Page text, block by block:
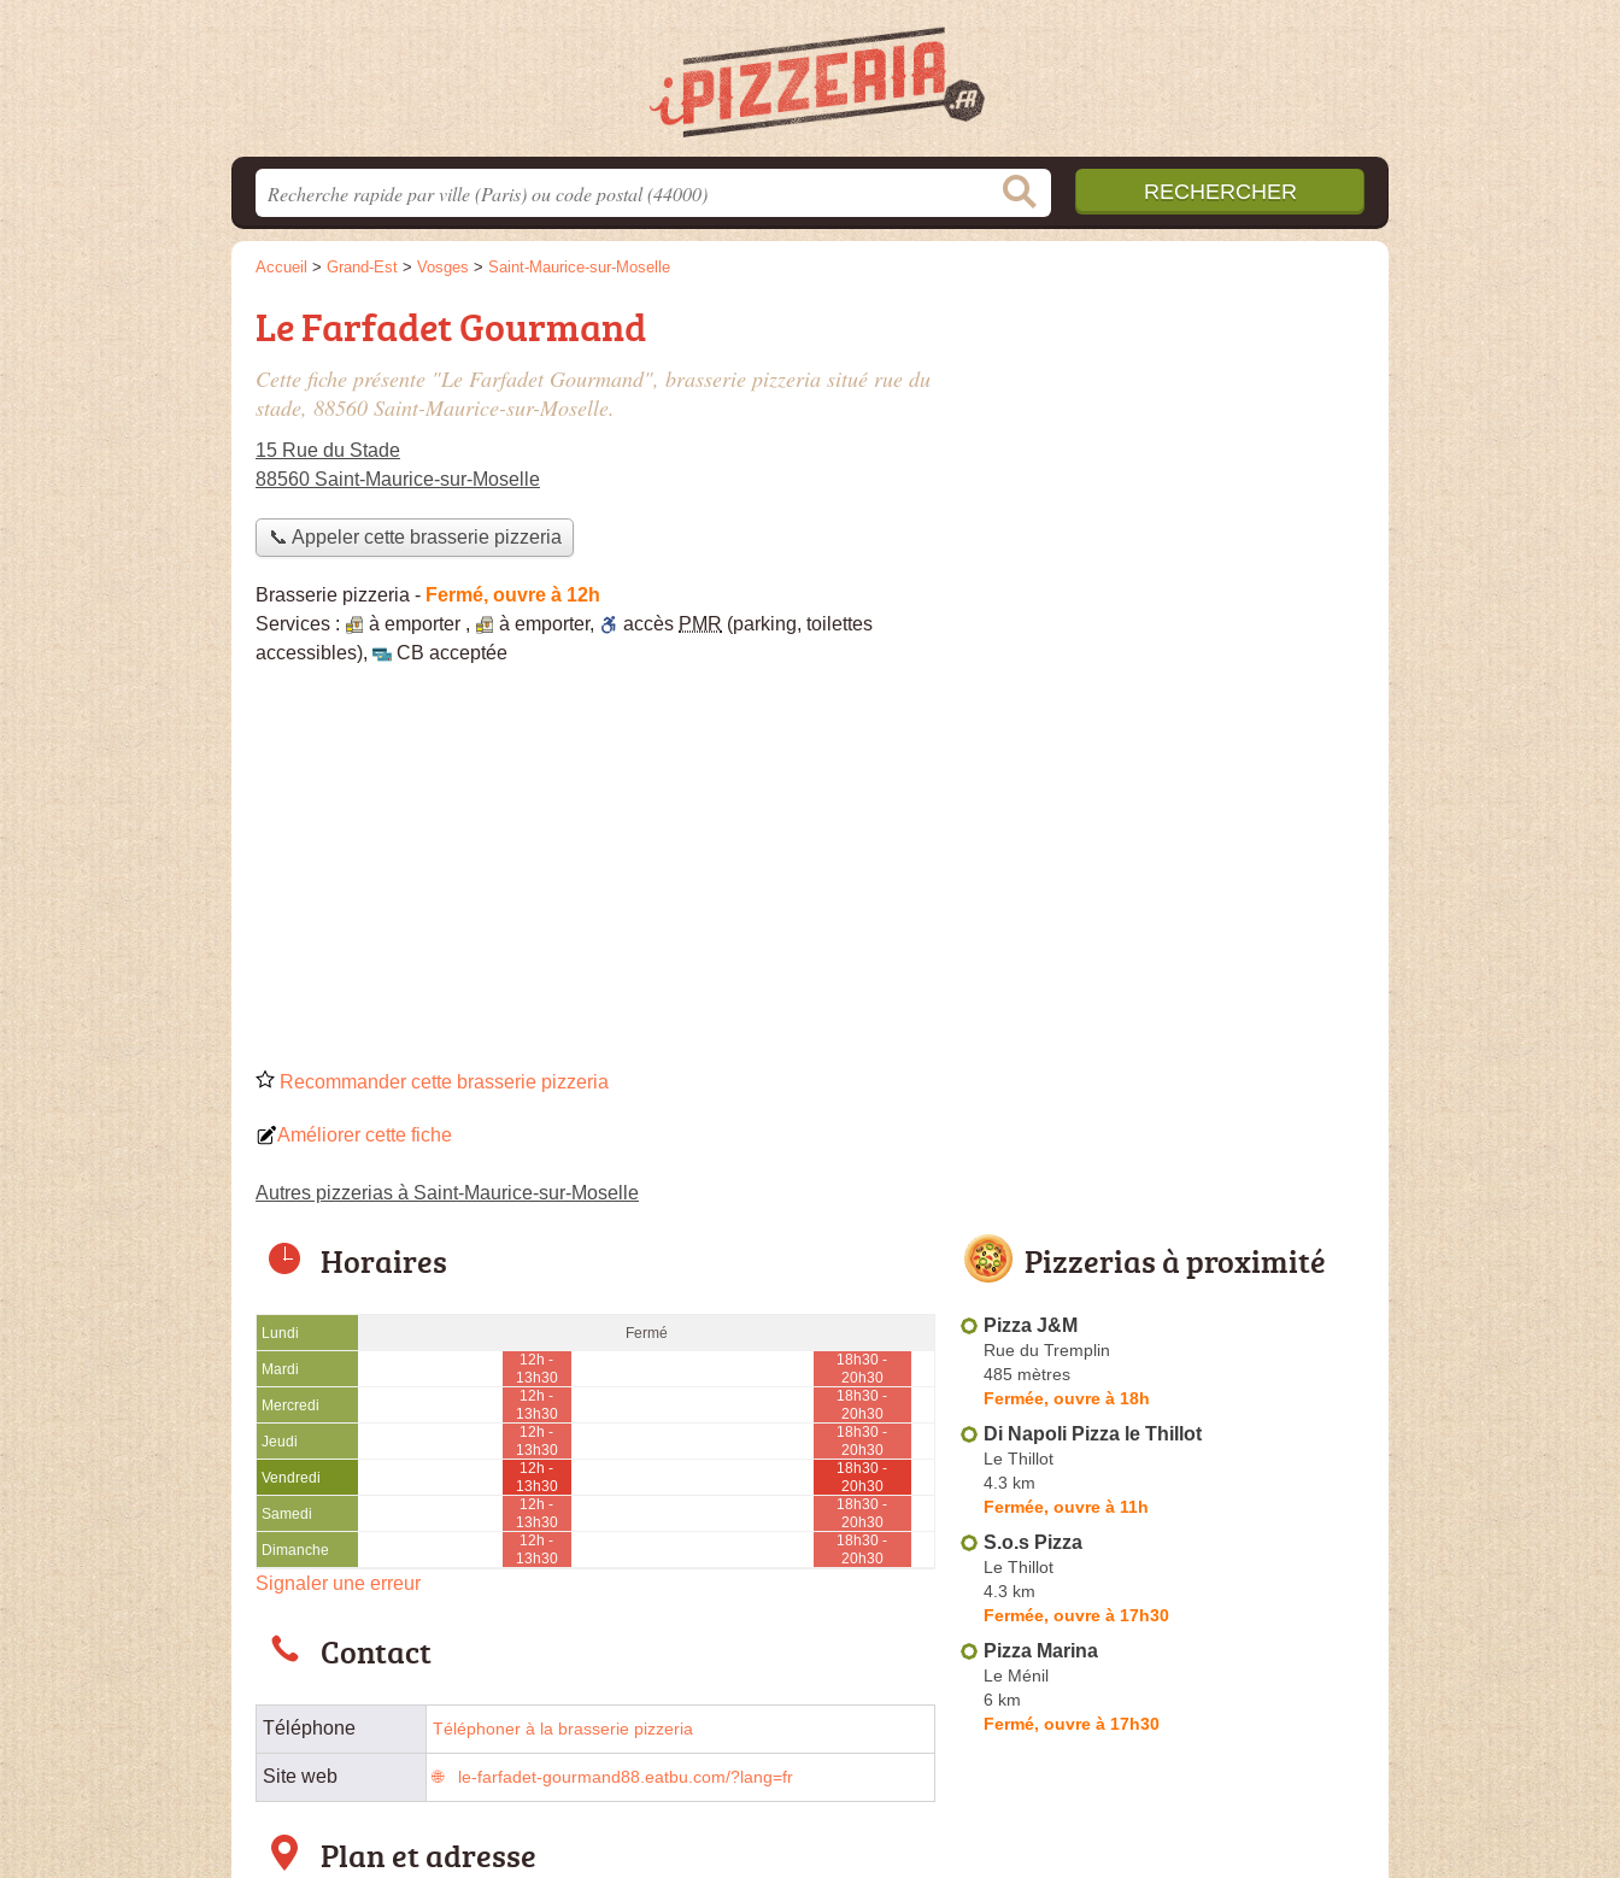
Accueil > Grand-Est > Vosges > Saint-Maurice-sur-Moselle
Le Farfadet Gourmand
Cette fiche présente "Le Farfadet Gourmand", brasserie pizzeria situé rue du
stade, 88560 Saint-Maurice-sur-Moselle.
15 Rue du Stade
88560 Saint-Maurice-sur-Moselle
📞 Appeler cette brasserie pizzeria
Brasserie pizzeria - Fermé, ouvre à 12h
Services :
à emporter , à emporter, accès PMR (parking, toilettes
accessibles), CB acceptée
Recommander cette brasserie pizzeria
Améliorer cette fiche
Autres pizzerias à Saint-Maurice-sur-Moselle
Horaires
Lundi Fermé
Mardi
12h -
13h30
18h30 -
20h30
Mercredi
12h -
13h30
18h30 -
20h30
Jeudi
12h -
13h30
18h30 -
20h30
Vendredi
12h -
13h30
18h30 -
20h30
Samedi
12h -
13h30
18h30 -
20h30
Dimanche
12h -
13h30
18h30 -
20h30
Signaler une erreur
Contact
Téléphone Téléphoner à la brasserie pizzeria
Site web le-farfadet-gourmand88.eatbu.com/?lang=fr
Plan et adresse
Pizzerias à proximité
Pizza J&M
Rue du Tremplin
485 mètres
Fermée, ouvre à 18h
Di Napoli Pizza le Thillot
Le Thillot
4.3 km
Fermée, ouvre à 11h
S.o.s Pizza
Le Thillot
4.3 km
Fermée, ouvre à 17h30
Pizza Marina
Le Ménil
6 km
Fermé, ouvre à 17h30